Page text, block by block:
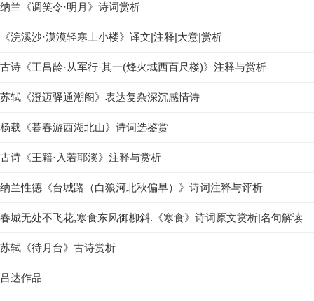
纳兰《调笑令·明月》诗词赏析
《浣溪沙·漠漠轻寒上小楼》译文|注释|大意|赏析
古诗《王昌龄·从军行·其一(烽火城西百尺楼)》注释与赏析
苏轼《澄迈驿通潮阁》表达复杂深沉感情诗
杨载《暮春游西湖北山》诗词选鉴赏
古诗《王籍·入若耶溪》注释与赏析
纳兰性德《台城路（白狼河北秋偏早）》诗词注释与评析
春城无处不飞花,寒食东风御柳斜.《寒食》诗词原文赏析|名句解读
苏轼《待月台》古诗赏析
吕达作品